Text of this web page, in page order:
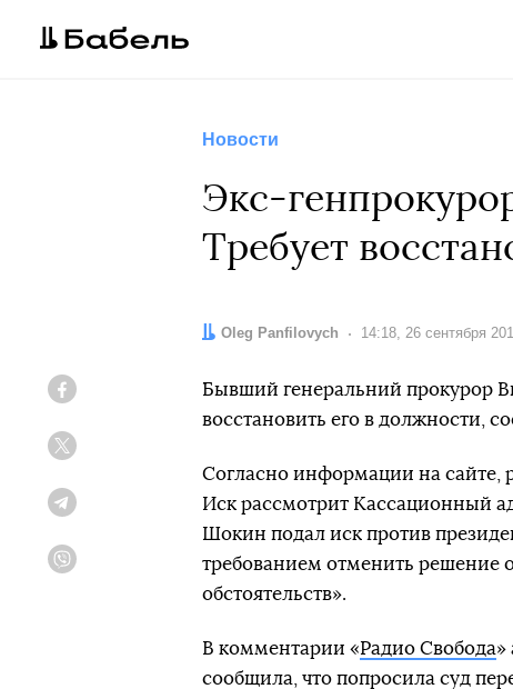
Новости
Экс-
Требует
Автор:
Oleg Panfilovych Дата:
14:18, 26 сентября
Бывший генеральний прокурор
восстановить его в должности,
Согласно информации на сайте,
Иск рассмотрит Кассационный
Шокин подал иск против
требованием отменить решение
обстоятельств».
В комментарии «Радио Свобода»
сообщила, что попросила суд